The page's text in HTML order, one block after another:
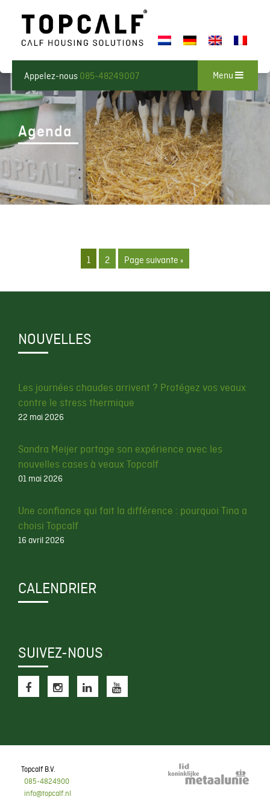
Appelez-nous 085-48249007 Menu
Agenda
1 2 Page suivante »
NOUVELLES
Les journées chaudes arrivent ? Protégez vos veaux
contre le stress thermique
22 mai 2026
Sandra Meijer partage son expérience avec les
nouvelles cases à veaux Topcalf
01 mai 2026
Une confiance qui fait la différence : pourquoi Tina a
choisi Topcalf
16 avril 2026
CALENDRIER
SUIVEZ-NOUS f
Topcalf B.V.
085-4824900
info@topcalf.nl